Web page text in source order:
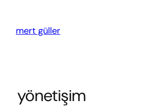
mert güller
yönetişim